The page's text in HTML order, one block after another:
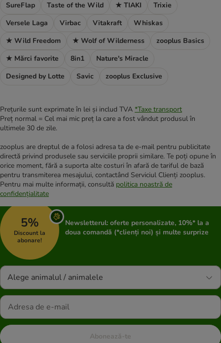
SureFlap
Taste of the Wild ★ TIAKI
Trixie
Versele Laga
Virbac Vitakraft
Whiskas
★ Wild Freedom
★ Wolf of Wilderness
zooplus Basics
★ Mărci favorite
8in1
Nature's Miracle
Designed by Lotte
Savic zooplus Exclusive
Prețurile sunt exprimate în lei și includ TVA *Taxe transport
Preț normal = Cel mai mic preț la care a fost vândut produsul în
ultimele 30 de zile.
zooplus are dreptul de a folosi adresa ta de e-mail pentru publicitate
directă privind produsele sau serviciile proprii similare. Te poți opune în
orice moment, fără a suporta alte costuri în afară de tariful de bază
pentru transmiterea mesajului, contactând Serviciul Clienți zooplus.
Pentru mai multe informații, consultă politica noastră de
confidențialitate
5%
Discount la
abonare!
Newsletterul: oferte personalizate, 10%* la a
doua comandă (*clienți noi) și multe surprize
Alege animalul / animalele
Abonează-te